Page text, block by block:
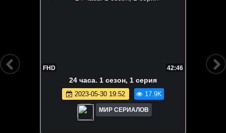
FHD 42:46
24 часа. 1 сезон, 1 серия
2023-05-30 19:52 17.9K
МИР СЕРИАЛОВ